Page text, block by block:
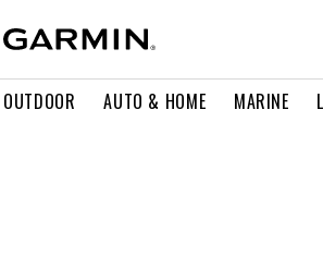
OUTDOOR AUTO & HOME MARINE